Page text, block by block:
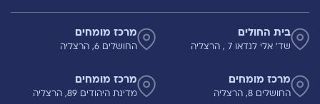
בית החולים
שד' אלי לנדאו 7 , הרצליה
מרכז מומחים
החושלים 6, הרצליה
מרכז מומחים
החושלים 8, הרצליה
מרכז מומחים
מדינת היהודים 89, הרצליה